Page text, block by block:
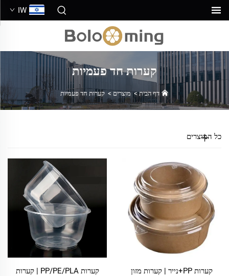
IW
קערות חד פעמיות
דף הבית> מוצרים > קערות חד פעמיות
כל המוצרים
קערות PP+נייר | קערות מזון
קערות PP/PE/PLA | קערות